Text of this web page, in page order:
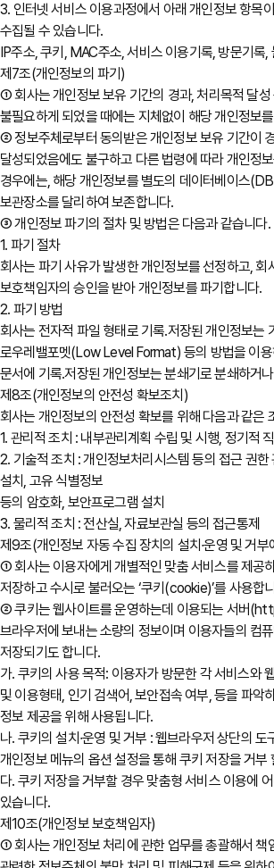
3. 인터넷 서비스 이용과정에서 아래 개인정보 항목
수집될 수 있습니다.
IP주소, 쿠키, MAC주소, 서비스 이용기록, 방문기록,
제7조(개인정보의 파기)
① 회사는 개인정보 보유 기간의 경과, 처리목적 달성
불필요하게 되었을 때에는 지체없이 해당 개인정보
② 정보주체로부터 동의받은 개인정보 보유 기간이
달성되었음에도 불구하고 다른 법령에 따라 개인정
경우에는, 해당 개인정보를 별도의 데이터베이스
보관장소를 달리하여 보존합니다.
③ 개인정보 파기의 절차 및 방법은 다음과 같습니다.
1. 파기 절차
회사는 파기 사유가 발생한 개인정보를 선정하고, 회
보호책임자의 승인을 받아 개인정보를 파기합니다.
2. 파기 방법
회사는 전자적 파일 형태로 기록․저장된 개인정보는
로우레밸포멧(Low Level Format) 등의 방법을 이용
문서에 기록․저장된 개인정보는 분쇄기로 분쇄하거
제8조(개인정보의 안전성 확보조치)
회사는 개인정보의 안전성 확보를 위해 다음과 같은
1. 관리적 조치 : 내부관리계획 수립 및 시행, 정기적
2. 기술적 조치 : 개인정보처리시스템 등의 접근 권한
설치, 고유 식별정보
등의 암호화, 보안프로그램 설치
3. 물리적 조치 : 전산실, 자료보관실 등의 접근통제
제9조(개인정보 자동 수집 장치의 설치∙운영 및 거부
① 회사는 이용자에게 개별적인 맞춤 서비스를 제공
저장하고 수시로 불러오는 ‘쿠키(cookie)’를 사용합
② 쿠키는 웹사이트를 운영하는데 이용되는 서버
브라우저에 보내는 소량의 정보이며 이용자들의 컴
저장되기도 합니다.
가. 쿠키의 사용 목적: 이용자가 방문한 각 서비스와
및 이용형태, 인기 검색어, 보안접속 여부, 등을 파악
정보 제공을 위해 사용됩니다.
나. 쿠키의 설치∙운영 및 거부 : 웹브라우저 상단의
개인정보 메뉴의 옵션 설정을 통해 쿠키 저장을 거부
다. 쿠키 저장을 거부할 경우 맞춤형 서비스 이용에
있습니다.
제10조(개인정보 보호책임자)
① 회사는 개인정보 처리에 관한 업무를 총괄해서 책